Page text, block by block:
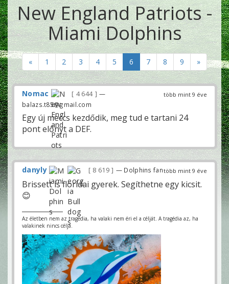
New England Patriots -
Miami Dolphins
« 1 2 3 4 5 6 7 8 9 »
több mint 9 éve
Nomac 4 644
—
balazs.t85@gmail.com
Egy új meccs kezdődik, meg tud e tartani 24
pont előnyt a DEF.
több mint 9 éve
danyly 8 619 — Dolphins fan
Brissett is floridai gyerek. Segíthetne egy kicsit.
😊
Az életben nem az tragédia, ha valaki nem éri el a célját. A tragédia az, ha
valakinek nincs célja.